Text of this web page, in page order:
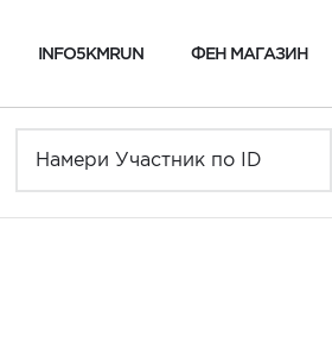
INFO5KMRUN ФЕН МАГАЗИН